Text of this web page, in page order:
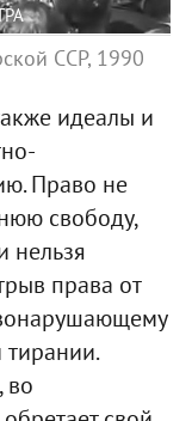
ССР, 1990
идеалы и
Право не
свободу,
нельзя
права от
тирании.
во